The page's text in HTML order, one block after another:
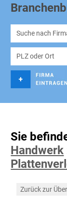
Sie
Handwerk
Zurück zur